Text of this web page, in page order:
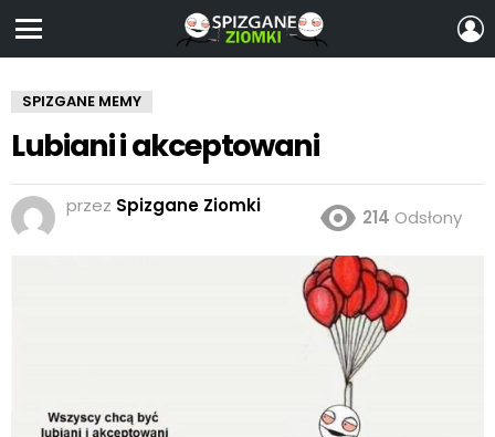
SPIZGANE MEMY
Lubiani i akceptowani
przez Spizgane Ziomki
214 Odsłony